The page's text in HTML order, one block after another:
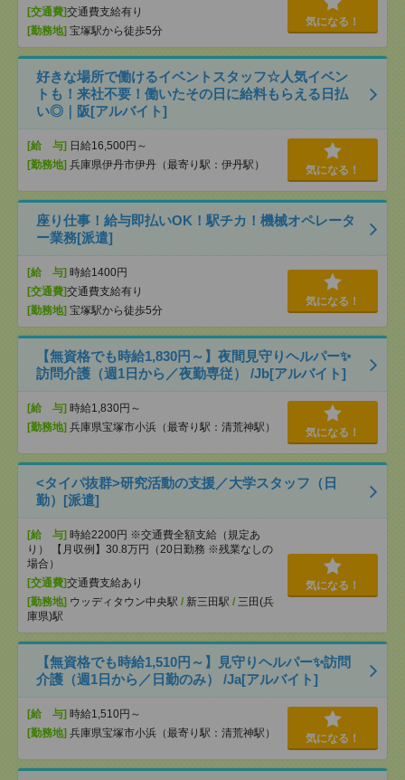
[交通費]交通費支給有り
[勤務地] 宝塚駅から徒歩5分
気になる！
好きな場所で働けるイベントスタッフ☆人気イベン
トも！来社不要！働いたその日に給料もらえる日払
い◎｜阪[アルバイト]
[給 与] 日給16,500円～
[勤務地] 兵庫県伊丹市伊丹（最寄り駅：伊丹駅） 気になる！
座り仕事！給与即払いOK！駅チカ！機械オペレータ
ー業務[派遣]
[給 与] 時給1400円
[交通費]交通費支給有り
[勤務地] 宝塚駅から徒歩5分
気になる！
【無資格でも時給1,830円～】夜間見守りヘルパー✨
訪問介護（週1日から／夜勤専従） /Jb[アルバイト]
[給 与] 時給1,830円～
[勤務地] 兵庫県宝塚市小浜（最寄り駅：清荒神駅） 気になる！
<タイパ抜群>研究活動の支援／大学スタッフ（日
勤）[派遣]
[給 与] 時給2200円 ※交通費全額支給（規定あ
り） 【月収例】30.8万円（20日勤務 ※残業なしの
場合）
[交通費]交通費支給あり
[勤務地] ウッディタウン中央駅 / 新三田駅 / 三田(兵
庫県)駅
気になる！
【無資格でも時給1,510円～】見守りヘルパー✨訪問
介護（週1日から／日勤のみ） /Ja[アルバイト]
[給 与] 時給1,510円～
[勤務地] 兵庫県宝塚市小浜（最寄り駅：清荒神駅） 気になる！